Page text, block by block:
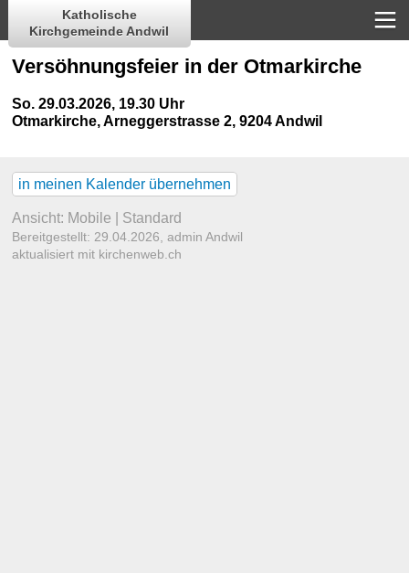
Katholische
Kirchgemeinde Andwil
Versöhnungsfeier in der Otmarkirche
So. 29.03.2026, 19.30 Uhr
Otmarkirche,Arneggerstrasse 2, 9204 Andwil
in meinen Kalender übernehmen
Ansicht: Mobile Standard
Bereitgestellt: 29.04.2026,admin Andwil
aktualisiert mit kirchenweb.ch